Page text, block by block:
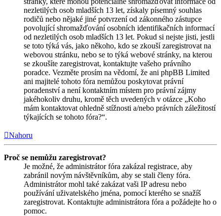
nezletilých osob mladších 13 let, získaly písemný souhlas
rodičů nebo nějaké jiné potvrzení od zákonného zástupce
povolující shromažďování osobních identifikačních informací
od nezletilých osob mladších 13 let. Pokud si nejste jisti, jestli
se toto týká vás, jako někoho, kdo se zkouší zaregistrovat na
webovou stránku, nebo se to týká webové stránky, na kterou
se zkoušíte zaregistrovat, kontaktujte vašeho právního
poradce. Vezměte prosím na vědomí, že ani phpBB Limited
ani majitelé tohoto fóra nemůžou poskytovat právní
poradenství a není kontaktním místem pro právní zájmy
jakéhokoliv druhu, kromě těch uvedených v otázce „Koho
mám kontaktovat ohledně stížnosti a/nebo právních záležitostí
týkajících se tohoto fóra?“.
Nahoru
Proč se nemůžu zaregistrovat?
Je možné, že administrátor fóra zakázal registrace, aby
zabránil novým návštěvníkům, aby se stali členy fóra.
Administrátor mohl také zakázat vaši IP adresu nebo
používání uživatelského jména, pomocí kterého se snažíš
zaregistrovat. Kontaktujte administrátora fóra a požádejte ho o
pomoc.